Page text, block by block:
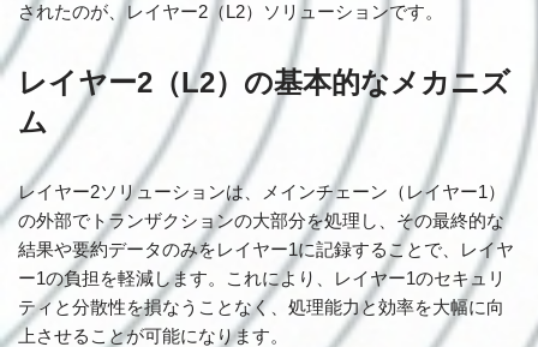
されたのが、レイヤー2（L2）ソリューションです。
レイヤー2（L2）の基本的なメカニズ
ム
レイヤー2ソリューションは、メインチェーン（レイヤー1）
の外部でトランザクションの大部分を処理し、その最終的な
結果や要約データのみをレイヤー1に記録することで、レイヤ
ー1の負担を軽減します。これにより、レイヤー1のセキュリ
ティと分散性を損なうことなく、処理能力と効率を大幅に向
上させることが可能になります。